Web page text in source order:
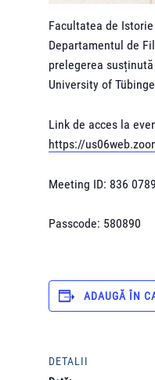
Facultatea de
Departamentul de
prelegerea
University of
Link de acces la
https://
Meeting ID: 836
Passcode: 580890
ADAUGĂ ÎN
DETALII